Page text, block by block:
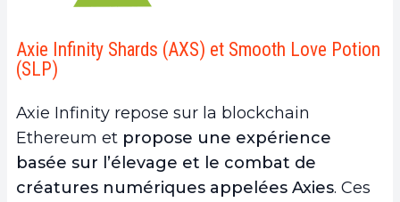
Axie Infinity Shards (AXS) et Smooth Love Potion
(SLP)
Axie Infinity repose sur la blockchain
Ethereum et propose une expérience
basée sur l’élevage et le combat de
créatures numériques appelées Axies. Ces